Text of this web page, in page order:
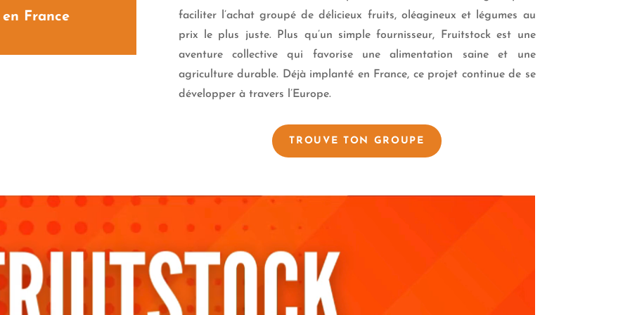
France
faciliter l’achat groupé de délicieux fruits, oléagineux et légumes au
prix le plus juste. Plus qu’un simple fournisseur, Fruitstock est une
aventure collective qui favorise une alimentation saine et une
agriculture durable. Déjà implanté en France, ce projet continue de se
développer à travers l’Europe.
TROUVE TON GROUPE